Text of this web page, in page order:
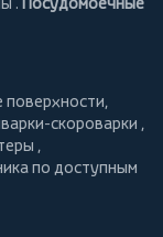
поверхности,
скороварки ,
,
по доступным